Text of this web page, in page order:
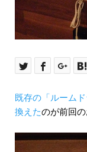
既存の「ルーム
換えたのが前回の